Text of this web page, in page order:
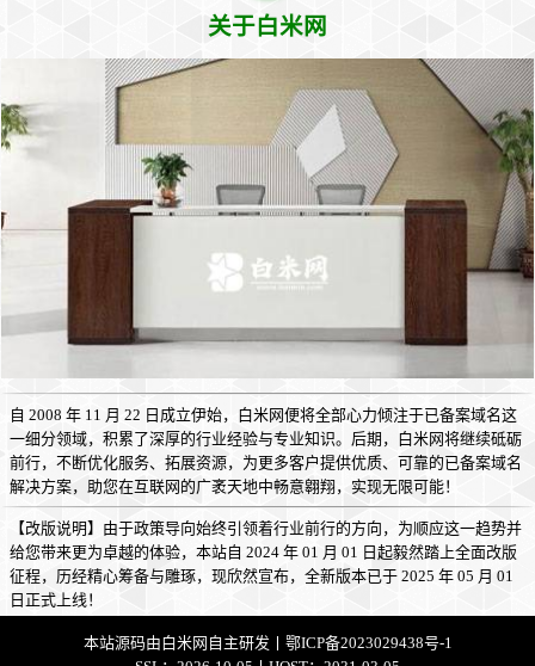
关于白米网
自 2008 年 11 月 22 日成立伊始，白米网便将全部心力倾注于已备案域名这
一细分领域，积累了深厚的行业经验与专业知识。后期，白米网将继续砥砺
前行，不断优化服务、拓展资源，为更多客户提供优质、可靠的已备案域名
解决方案，助您在互联网的广袤天地中畅意翱翔，实现无限可能！
【改版说明】由于政策导向始终引领着行业前行的方向，为顺应这一趋势并
给您带来更为卓越的体验，本站自 2024 年 01 月 01 日起毅然踏上全面改版
征程，历经精心筹备与雕琢，现欣然宣布，全新版本已于 2025 年 05 月 01
日正式上线！
本站源码由白米网 自主研发丨 鄂ICP备2023029438号-1